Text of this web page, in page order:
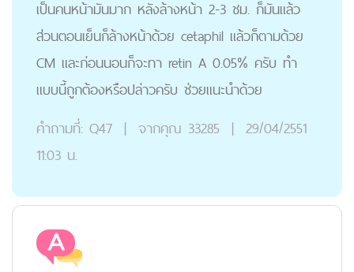
เป็นคนหน้ามันมาก หลังล้างหน้า 2-3 ชม. ก็มันแล้ว
ส่วนตอนเย็นก็ล้างหน้าด้วย cetaphil แล้วก็ตามด้วย
CM และก่อนนอนก็จะทา retin A 0.05% ครับ ทำ
แบบนี้ถูกต้องหรือปล่าวครับ ช่วยแนะนำด้วย
คำถามที่: Q47 | จากคุณ 33285 | 29/04/2551
11:03 น.